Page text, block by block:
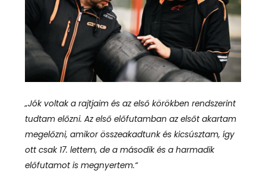
„Jók voltak a rajtjaim és az első körökben rendszerint
tudtam előzni. Az első előfutamban az elsőt akartam
megelőzni, amikor összeakadtunk és kicsúsztam, így
ott csak 17. lettem, de a második és a harmadik
előfutamot is megnyertem.“